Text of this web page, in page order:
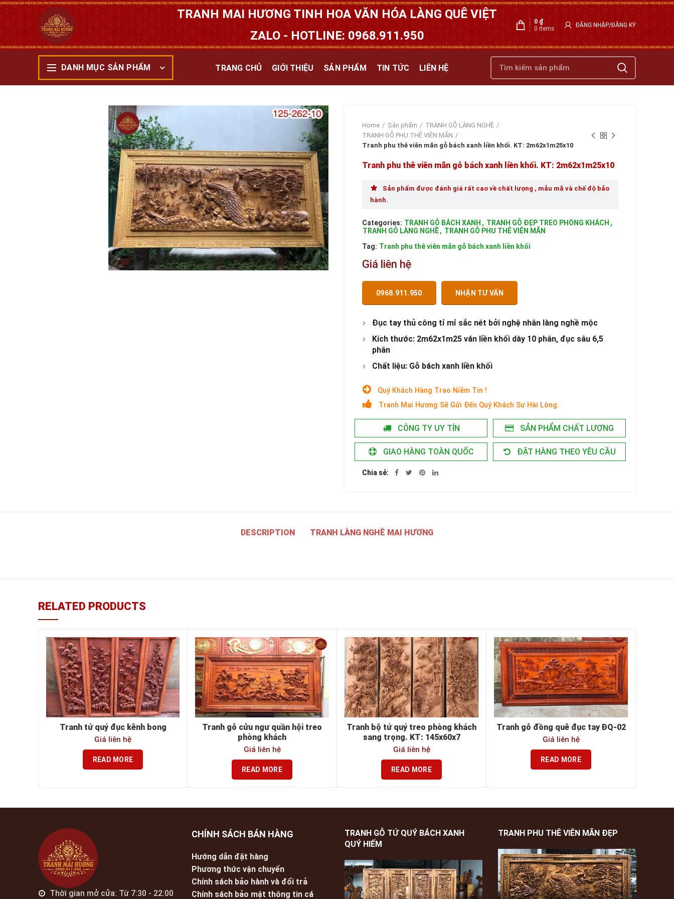
TRANH MAI HƯƠNG TINH HOA VĂN HÓA LÀNG QUÊ VIỆT
ZALO - HOTLINE: 0968.911.950
0 items
0 ₫ ĐĂNG NHẬP/ĐĂNG KÝ
DANH MỤC SẢN PHẨM TRANG CHỦ GIỚI THIỆU SẢN PHẨM TIN TỨC LIÊN HỆ
Home Sản phẩm
TRANH GỖ LÀNG NGHỀ
TRANH GỖ PHU THÊ VIÊN MÃN
Tranh phu thê viên mãn gỗ bách xanh liền khối. KT: 2m62x1m25x10
Tranh phu thê viên mãn gỗ bách xanh liền khối. KT: 2m62x1m25x10
Sản phẩm được đánh giá rất cao về chất lượng , mẫu mã và chế độ bảo
hành.
Categories: TRANH GỖ BÁCH XANH , TRANH GỖ ĐẸP TREO PHÒNG KHÁCH ,
TRANH GỖ LÀNG NGHỀ, TRANH GỖ PHU THÊ VIÊN MÃN
Tag: Tranh phu thê viên mãn gỗ bách xanh liền khối
Giá liên hệ
0968.911.950 NHẬN TƯ VẤN
Đục tay thủ công tỉ mỉ sắc nét bởi nghệ nhân làng nghề mộc
Kích thước: 2m62x1m25 ván liền khối dày 10 phân, đục sâu 6,5
phân
Chất liệu: Gỗ bách xanh liền khối
Quý Khách Hàng Trao Niềm Tin !
Tranh Mai Hương Sẽ Gửi Đến Quý Khách Sự Hài Lòng.
CÔNG TY UY TÍN SẢN PHẨM CHẤT LƯỢNG
GIAO HÀNG TOÀN QUỐC ĐẶT HÀNG THEO YÊU CẦU
Chia sẻ
DESCRIPTION TRANH LÀNG NGHỀ MAI HƯƠNG
RELATED PRODUCTS
Tranh tứ quý đục kênh bong
Giá liên hệ
READ MORE
Tranh gỗ cửu ngư quần hội treo
phòng khách
Giá liên hệ
READ MORE
Tranh bộ tứ quý treo phòng khách
sang trọng. KT: 145x60x7
Giá liên hệ
READ MORE
Tranh gỗ đồng quê đục tay ĐQ-02
Giá liên hệ
READ MORE
Thời gian mở cửa: Từ 7:30 - 22:00
CHÍNH SÁCH BÁN HÀNG
Hướng dẫn đặt hàng
Phương thức vận chuyển
Chính sách bảo hành và đổi trả
Chính sách bảo mật thông tin cá
TRANH GỖ TỨ QUÝ BÁCH XANH
QUÝ HIẾM
TRANH PHU THÊ VIÊN MÃN ĐẸP